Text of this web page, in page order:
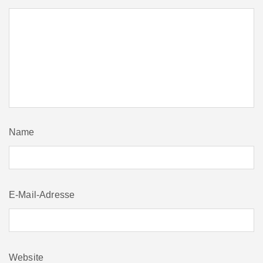
Name
E-Mail-Adresse
Website